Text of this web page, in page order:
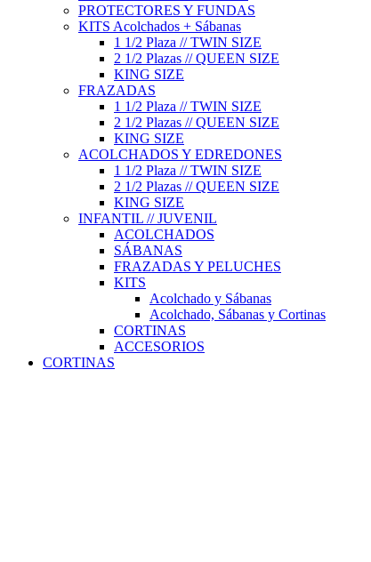
PROTECTORES Y FUNDAS
KITS Acolchados + Sábanas
1 1/2 Plaza // TWIN SIZE
2 1/2 Plazas // QUEEN SIZE
KING SIZE
FRAZADAS
1 1/2 Plaza // TWIN SIZE
2 1/2 Plazas // QUEEN SIZE
KING SIZE
ACOLCHADOS Y EDREDONES
1 1/2 Plaza // TWIN SIZE
2 1/2 Plazas // QUEEN SIZE
KING SIZE
INFANTIL // JUVENIL
ACOLCHADOS
SÁBANAS
FRAZADAS Y PELUCHES
KITS
Acolchado y Sábanas
Acolchado, Sábanas y Cortinas
CORTINAS
ACCESORIOS
CORTINAS